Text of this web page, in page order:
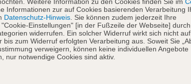
Informationen zur auf Cookies basierenden Verarbeitung
Datenschutz-Hinweis . Sie können zudem jederzeit Ihre
Einstellungen" [in der Fußzeile der Webseite] durch
widerrufen. Ein solcher Widerruf wirkt sich nicht
bis zum Widerruf erfolgten Verarbeitung aus. Soweit Sie
verweigern, können keine individuellen Angebote
nur notwendige Cookies sind aktiv.